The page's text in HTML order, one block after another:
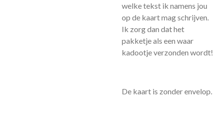
welke tekst ik namens jou
op de kaart mag schrijven.
Ik zorg dan dat het
pakketje als een waar
kadootje verzonden wordt!
De kaart is zonder envelop.